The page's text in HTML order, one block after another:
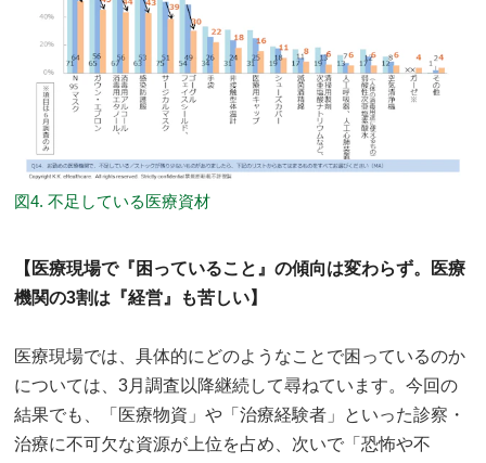
図4. 不足している医療資材
【医療現場で『困っていること』の傾向は変わらず。医療
機関の3割は『経営』も苦しい】
医療現場では、具体的にどのようなことで困っているのか
については、3月調査以降継続して尋ねています。今回の
結果でも、「医療物資」や「治療経験者」といった診察・
治療に不可欠な資源が上位を占め、次いで「恐怖や不